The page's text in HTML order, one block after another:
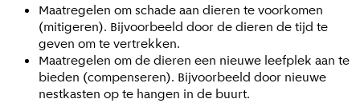
Maatregelen om schade aan dieren te voorkomen
(mitigeren). Bijvoorbeeld door de dieren de tijd te
geven om te vertrekken.
Maatregelen om de dieren een nieuwe leefplek aan te
bieden (compenseren). Bijvoorbeeld door nieuwe
nestkasten op te hangen in de buurt.